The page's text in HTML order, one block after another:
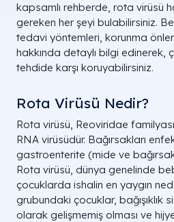
kapsamlı rehberde, rota virüsü
gereken her şeyi bulabilirsiniz.
tedavi yöntemleri, korunma
hakkında detaylı bilgi edinerek,
tehdide karşı koruyabilirsiniz.
Rota Virüsü Nedir?
Rota virüsü, Reoviridae
RNA virüsüdür. Bağırsakları
gastroenterite (mide ve
Rota virüsü, dünya genelinde
çocuklarda ishalin en yaygın
grubundaki çocuklar, bağışıklık
olarak gelişmemiş olması ve